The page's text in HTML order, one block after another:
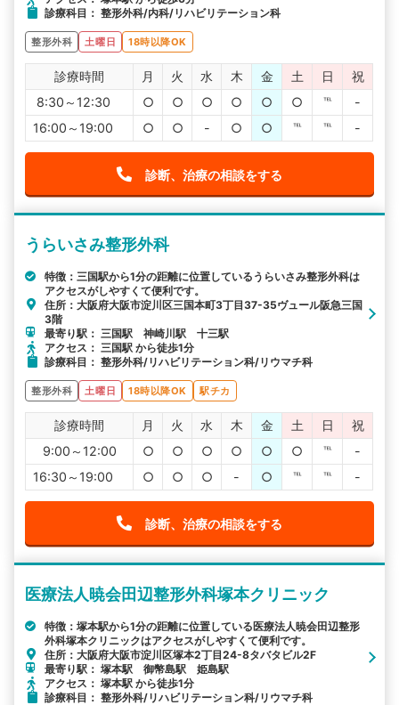
診療科目： 整形外科/内科/リハビリテーション科
整形外科 土曜日 18時以降OK
診療時間 月 火 水 木 金 土 日
祝
8:30～12:30
○ ○ ○ ○ ○ ○ ℡
-
16:00～19:00
○ ○ - ○ ○ ℡ ℡ -
診断、治療の相談をする
うらいさみ整形外科
特徴：三国駅から1分の距離に位置しているうらいさみ整形外科は
アクセスがしやすくて便利です。
住所：大阪府大阪市淀川区三国本町3丁目37-35ヴュール阪急三国
3階
最寄り駅： 三国駅 神崎川駅 十三駅
アクセス： 三国駅 から徒歩1分
診療科目： 整形外科/リハビリテーション科/リウマチ科
整形外科 土曜日 18時以降OK 駅チカ
診療時間 月 火 水 木 金 土 日
祝
9:00～12:00
○ ○ ○ ○ ○ ○ ℡
-
16:30～19:00
○ ○ ○ - ○ ℡ ℡ -
診断、治療の相談をする
医療法人暁会田辺整形外科塚本クリニック
特徴：塚本駅から1分の距離に位置している医療法人暁会田辺整形
外科塚本クリニックはアクセスがしやすくて便利です。
住所：大阪府大阪市淀川区塚本2丁目24-8タバタビル2F
最寄り駅： 塚本駅 御幣島駅 姫島駅
アクセス： 塚本駅 から徒歩1分
診療科目： 整形外科/リハビリテーション科/リウマチ科